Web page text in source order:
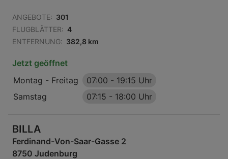
ANGEBOTE: 301
FLUGBLÄTTER: 4
ENTFERNUNG: 382,8 km
Jetzt geöffnet
Montag - Freitag
07:00 - 19:15 Uhr
Samstag
07:15 - 18:00 Uhr
BILLA
Ferdinand-Von-Saar-Gasse 2
8750 Judenburg